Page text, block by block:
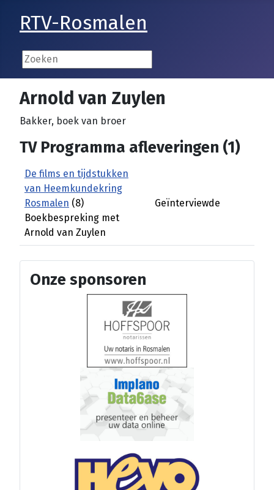
RTV-Rosmalen
Arnold van Zuylen
Bakker, boek van broer
TV Programma afleveringen (1)
De films en tijdstukken
van Heemkundekring
Rosmalen (8)
Boekbespreking met
Arnold van Zuylen
Geïnterviewde
Onze sponsoren